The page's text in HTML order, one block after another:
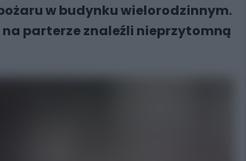
w budynku wielorodzinnym.
parterze znaleźli nieprzytomną